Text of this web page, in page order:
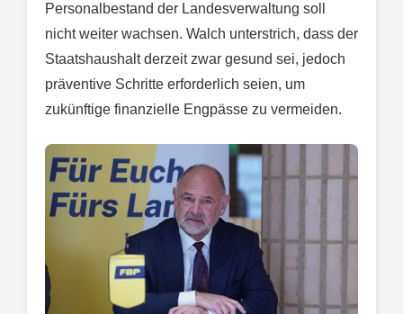
Personalbestand der Landesverwaltung soll
nicht weiter wachsen. Walch unterstrich, dass der
Staatshaushalt derzeit zwar gesund sei, jedoch
präventive Schritte erforderlich seien, um
zukünftige finanzielle Engpässe zu vermeiden.